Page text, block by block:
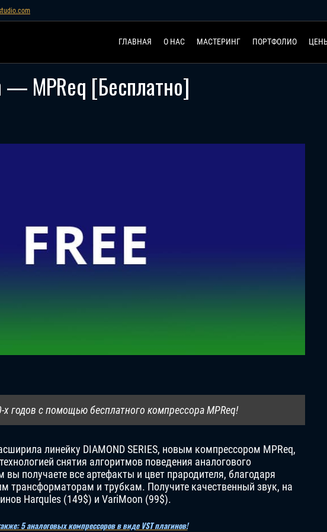
ГЛАВНАЯ О НАС МАСТЕРИНГ ПОРТФОЛИО
— MPReq [Бесплатно]
х годов с помощью бесплатного компрессора MPReq!
линейку DIAMOND SERIES, новым компрессором MPReq,
снятия алгоритмов поведения аналогового
получаете все артефакты и цвет прародителя, благодаря
трансформаторам и трубкам. Получите качественный звук, на
Harqules (149$) и VariMoon (99$).
5 аналоговых компрессоров в виде VST плагинов!